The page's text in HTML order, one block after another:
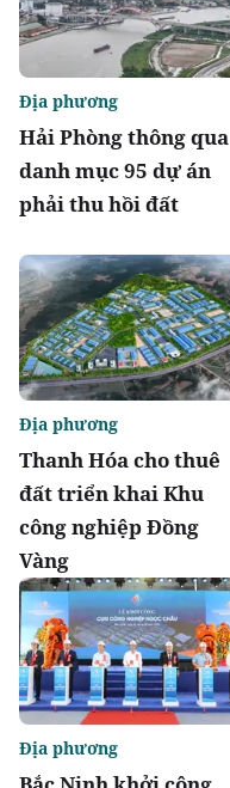
Hải Phòng thông qua
danh mục 95 dự án
phải thu hồi đất
Địa phương
Thanh Hóa cho thuê
đất triển khai Khu
công nghiệp Đồng
Vàng
Địa phương
Địa phương